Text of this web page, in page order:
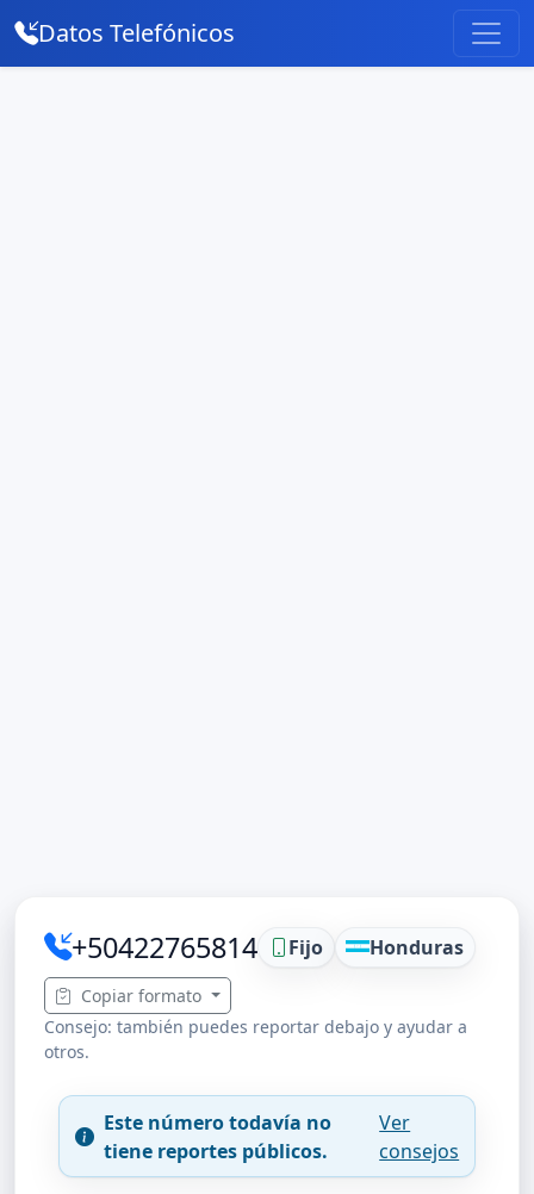
Datos Telefónicos
+50422765814 Fijo Honduras
Copiar formato
Consejo: también puedes reportar debajo y ayudar a
otros.
Este número todavía no
tiene reportes públicos.
Ver
consejos